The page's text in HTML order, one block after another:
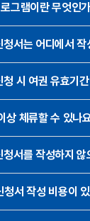
그램이란 무엇인
서는 어디에서
시 여권 유효기
상 체류할 수 있나
청서를 작성하지
청서 작성 비용이